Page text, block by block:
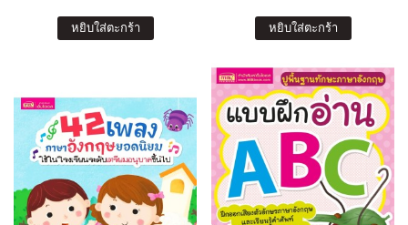
หยิบใส่ตะกร้า หยิบใส่ตะกร้า